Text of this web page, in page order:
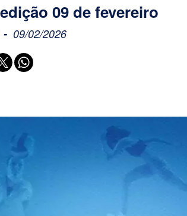
09 de fevereiro
09/02/2026